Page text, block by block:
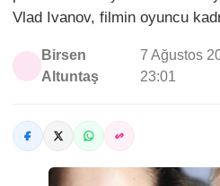
Vlad Ivanov, filmin oyuncu
Birsen
Altuntaş
7 Ağustos
23:01